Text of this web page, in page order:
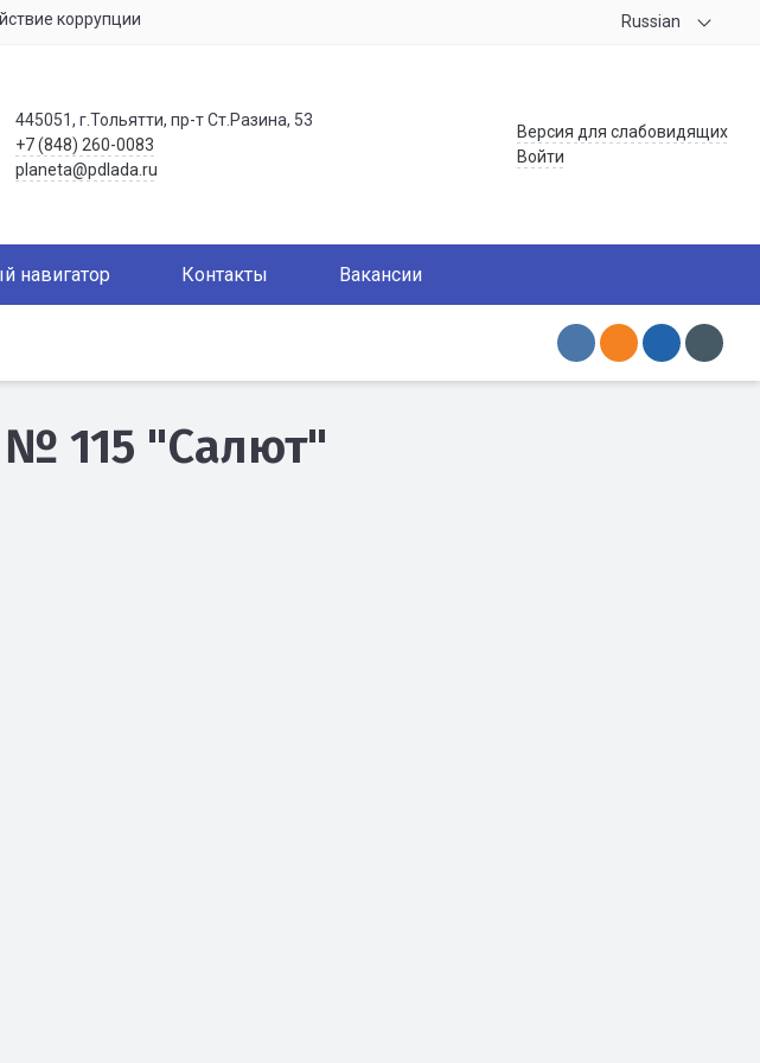
коррупции Russian
445051, г.Тольятти, пр-т Ст.Разина, 53
+7 (848) 260-0083
planeta@pdlada.ru
Версия для слабовидящих
Войти
навигатор Контакты Вакансии
№ 115 "Салют"